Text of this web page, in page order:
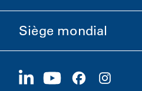
Carrières
Investisseurs
Développement durable
Siège mondial
1400 W 94th Street